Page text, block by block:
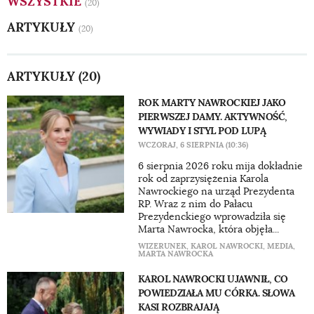
(20)
ARTYKUŁY (20)
ARTYKUŁY (20)
ROK MARTY NAWROCKIEJ JAKO
PIERWSZEJ DAMY. AKTYWNOŚĆ,
WYWIADY I STYL POD LUPĄ
WCZORAJ, 6 SIERPNIA (10:36)
6 sierpnia 2026 roku mija dokładnie
rok od zaprzysiężenia Karola
Nawrockiego na urząd Prezydenta
RP. Wraz z nim do Pałacu
Prezydenckiego wprowadziła się
Marta Nawrocka, która objęła...
WIZERUNEK, KAROL NAWROCKI, MEDIA,
MARTA NAWROCKA
KAROL NAWROCKI UJAWNIŁ, CO
POWIEDZIAŁA MU CÓRKA. SŁOWA
KASI ROZBRAJAJĄ